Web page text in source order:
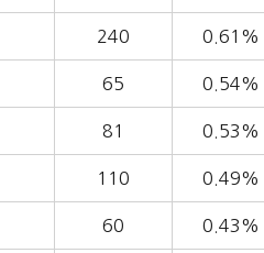
240 0.61%
65 0.54%
81 0.53%
110 0.49%
60 0.43%